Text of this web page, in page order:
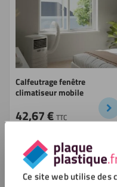
Ce site web utilise des
Calfeutrage fenêtre
climatiseur mobile
42,67€ TTC
Enregistrer